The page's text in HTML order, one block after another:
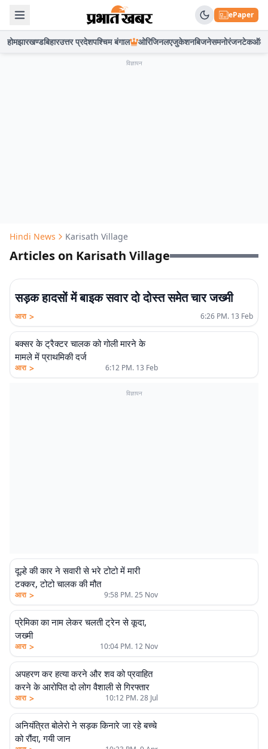
ePaper
होमझारखण्डबिहारउत्तर प्रदेशपश्चिम बंगाल ओरिजिनलएजुकेशनबिजनेसमनोरंजनटेकऑटो
विज्ञापन
Hindi News Karisath Village
Articles on Karisath Village
सड़क हादसों में बाइक सवार दो दोस्त समेत चार जख्मी
आरा > 6:26 PM. 13 Feb
बक्सर के ट्रैक्टर चालक को गोली मारने के
मामले में प्राथमिकी दर्ज
आरा > 6:12 PM. 13 Feb
विज्ञापन
दूल्हे की कार ने सवारी से भरे टोटो में मारी
टक्कर, टोटो चालक की मौत
आरा > 9:58 PM. 25 Nov
प्रेमिका का नाम लेकर चलती ट्रेन से कूदा,
जख्मी
आरा > 10:04 PM. 12 Nov
अपहरण कर हत्या करने और शव को प्रवाहित
करने के आरोपित दो लोग वैशाली से गिरफ्तार
आरा > 10:12 PM. 28 Jul
अनियंत्रित बोलेरो ने सड़क किनारे जा रहे बच्चे
को रौंदा, गयी जान